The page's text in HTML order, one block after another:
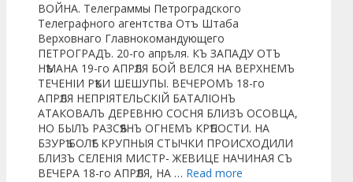
ВОЙНА. Телеграммы Петроградского
Телеграфного агентства Отъ Штаба
Верховнаго Главнокомандующего
ПЕТРОГРАДЪ. 20-го апрѣля. КЪ ЗАПАДУ ОТЪ
НѢМАНА 19-го АПРѢЛЯ БОЙ ВЕЛСЯ НА ВЕРХНЕМЪ
ТЕЧЕНІИ РѢКИ ШЕШУПЫ. ВЕЧЕРОМЪ 18-го
АПРѢЛЯ НЕПРІЯТЕЛЬСКІЙ БАТАЛІОНЪ
АТАКОВАЛЪ ДЕРЕВНЮ СОСНЯ БЛИЗЪ ОСОВЦА,
НО БЫЛЪ РАЗСѢЯНЪ ОГНЕМЪ КРѢПОСТИ. НА
БЗУРѢ БОЛѢЕ КРУПНЫЯ СТЫЧКИ ПРОИСХОДИЛИ
БЛИЗЪ СЕЛЕНІЯ МИСТР- ЖЕВИЦЕ НАЧИНАЯ СЪ
ВЕЧЕРА 18-го АПРѢЛЯ, НА … Read more